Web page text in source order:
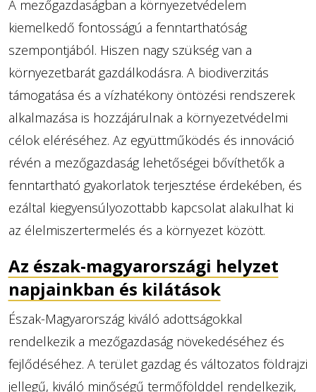
A mezőgazdaságban a környezetvédelem
kiemelkedő fontosságú a fenntarthatóság
szempontjából. Hiszen nagy szükség van a
környezetbarát gazdálkodásra. A biodiverzitás
támogatása és a vízhatékony öntözési rendszerek
alkalmazása is hozzájárulnak a környezetvédelmi
célok eléréséhez. Az együttműködés és innováció
révén a mezőgazdaság lehetőségei bővíthetők a
fenntartható gyakorlatok terjesztése érdekében, és
ezáltal kiegyensúlyozottabb kapcsolat alakulhat ki
az élelmiszertermelés és a környezet között.
Az észak-magyarországi helyzet
napjainkban és kilátások
Észak-Magyarország kiváló adottságokkal
rendelkezik a mezőgazdaság növekedéséhez és
fejlődéséhez. A terület gazdag és változatos földrajzi
jellegű, kiváló minőségű termőfölddel rendelkezik,